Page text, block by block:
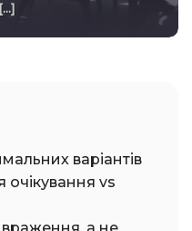
варіантів
очікування vs
враження, а не